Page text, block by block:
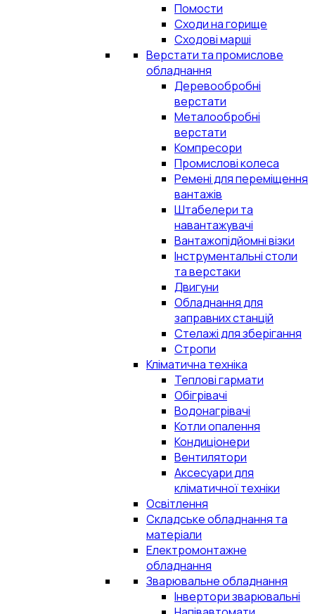
Помости
Сходи на горище
Сходові марші
Верстати та промислове
обладнання
Деревообробні
верстати
Металообробні
верстати
Компресори
Промислові колеса
Ремені для переміщення
вантажів
Штабелери та
навантажувачі
Вантажопідйомні візки
Інструментальні столи
та верстаки
Двигуни
Обладнання для
заправних станцій
Стелажі для зберігання
Стропи
Кліматична техніка
Теплові гармати
Обігрівачі
Водонагрівачі
Котли опалення
Кондиціонери
Вентилятори
Аксесуари для
кліматичної техніки
Освітлення
Складське обладнання та
матеріали
Електромонтажне
обладнання
Зварювальне обладнання
Інвертори зварювальні